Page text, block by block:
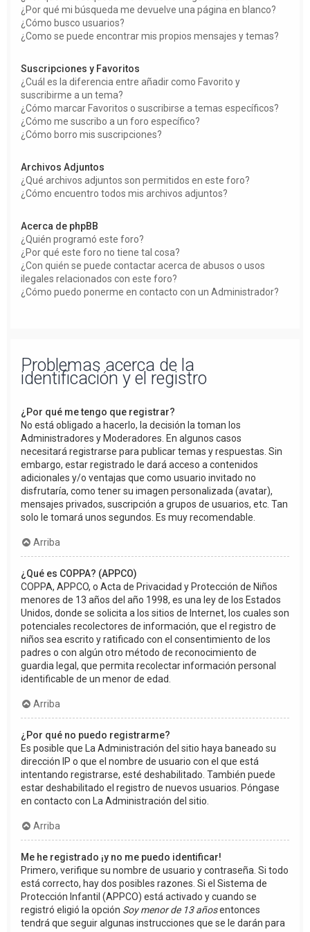
¿Por qué mi búsqueda me devuelve una página en blanco?
¿Cómo busco usuarios?
¿Como se puede encontrar mis propios mensajes y temas?
Suscripciones y Favoritos
¿Cuál es la diferencia entre añadir como Favorito y
suscribirme a un tema?
¿Cómo marcar Favoritos o suscribirse a temas específicos?
¿Cómo me suscribo a un foro específico?
¿Cómo borro mis suscripciones?
Archivos Adjuntos
¿Qué archivos adjuntos son permitidos en este foro?
¿Cómo encuentro todos mis archivos adjuntos?
Acerca de phpBB
¿Quién programó este foro?
¿Por qué este foro no tiene tal cosa?
¿Con quién se puede contactar acerca de abusos o usos
ilegales relacionados con este foro?
¿Cómo puedo ponerme en contacto con un Administrador?
Problemas acerca de la
identificación y el registro
¿Por qué me tengo que registrar?
No está obligado a hacerlo, la decisión la toman los
Administradores y Moderadores. En algunos casos
necesitará registrarse para publicar temas y respuestas. Sin
embargo, estar registrado le dará acceso a contenidos
adicionales y/o ventajas que como usuario invitado no
disfrutaría, como tener su imagen personalizada (avatar),
mensajes privados, suscripción a grupos de usuarios, etc. Tan
solo le tomará unos segundos. Es muy recomendable.
Arriba
¿Qué es COPPA? (APPCO)
COPPA, APPCO, o Acta de Privacidad y Protección de Niños
menores de 13 años del año 1998, es una ley de los Estados
Unidos, donde se solicita a los sitios de Internet, los cuales son
potenciales recolectores de información, que el registro de
niños sea escrito y ratificado con el consentimiento de los
padres o con algún otro método de reconocimiento de
guardia legal, que permita recolectar información personal
identificable de un menor de edad.
Arriba
¿Por qué no puedo registrarme?
Es posible que La Administración del sitio haya baneado su
dirección IP o que el nombre de usuario con el que está
intentando registrarse, esté deshabilitado. También puede
estar deshabilitado el registro de nuevos usuarios. Póngase
en contacto con La Administración del sitio.
Arriba
Me he registrado ¡y no me puedo identificar!
Primero, verifique su nombre de usuario y contraseña. Si todo
está correcto, hay dos posibles razones. Si el Sistema de
Protección Infantil (APPCO) está activado y cuando se
registró eligió la opción Soy menor de 13 añosentonces
tendrá que seguir algunas instrucciones que se le darán para